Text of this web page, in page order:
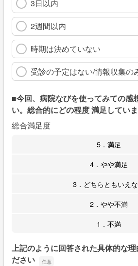
3日以内
2週間以内
時期は決めていない
受診の予定はない/情報収集の
■今回、病院なびを使ってみての感
い。総合的にどの程度 満足してい
総合満足度
5．満足
4．やや満足
3．どちらともいえ
2．やや不満
1．不満
上記のように回答された具体的な理
ださい